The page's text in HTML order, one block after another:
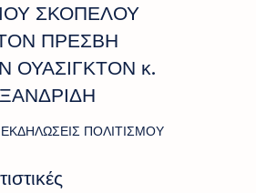
ΣΚΟΠΕΛΟΥ
ΠΡΕΣΒΗ
ΟΥΑΣΙΓΚΤΟΝ κ.